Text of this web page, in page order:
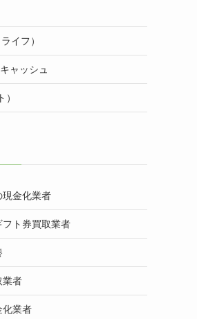
イフ）
ャッシュ
現金化業者
フト券買取業者
業者
化業者